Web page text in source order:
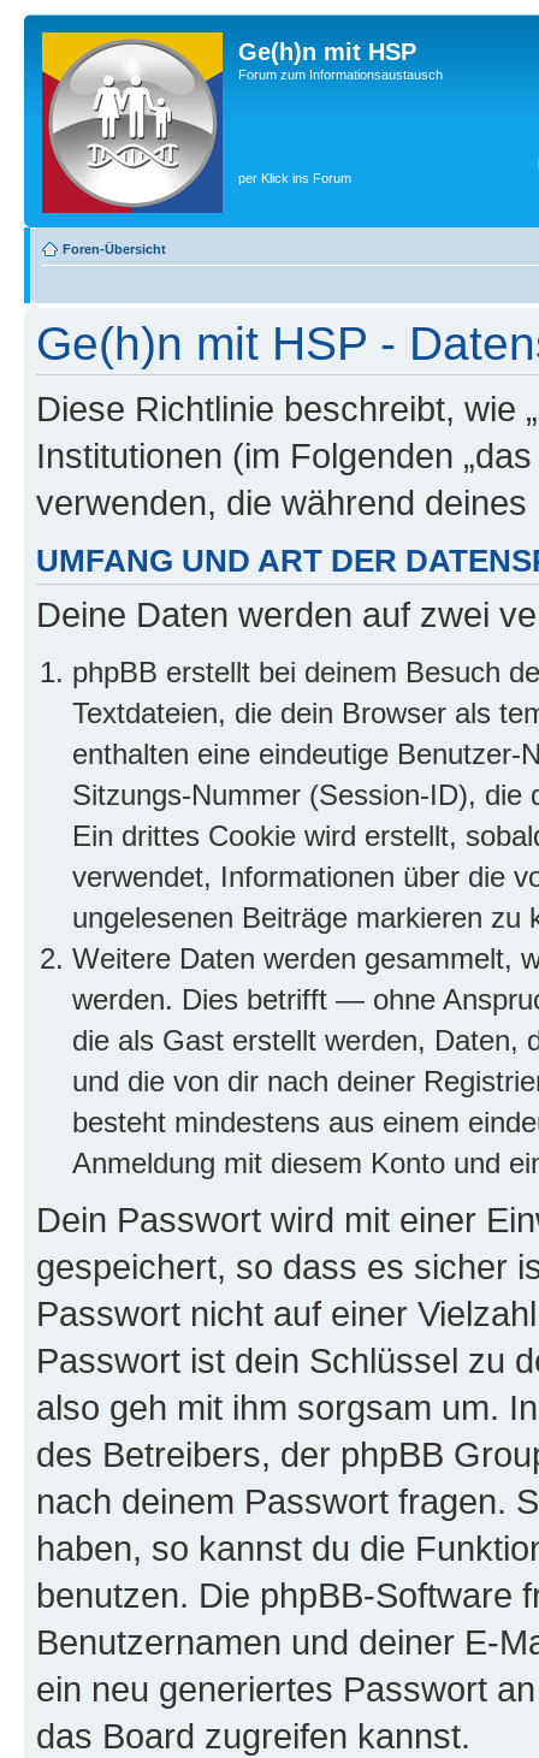
Ge(h)n mit HSP
Forum zum Informationsaustausch
per Klick ins Forum
Foren-Übersicht
Ge(h)n mit HSP -
Diese Richtlinie beschreibt, wie
Institutionen (im Folgenden
verwenden, die während
UMFANG UND ART DER
Deine Daten werden auf zwei
phpBB erstellt bei deinem Besuch
Textdateien, die dein Browser als
enthalten eine eindeutige
Sitzungs-Nummer (Session-ID), die
Ein drittes Cookie wird erstellt,
verwendet, Informationen über die
ungelesenen Beiträge markieren zu
Weitere Daten werden gesammelt,
werden. Dies betrifft — ohne
die als Gast erstellt werden, Daten,
und die von dir nach deiner
besteht mindestens aus einem
Anmeldung mit diesem Konto und
Dein Passwort wird mit einer
gespeichert, so dass es sicher
Passwort nicht auf einer
Passwort ist dein Schlüssel zu
also geh mit ihm sorgsam um.
des Betreibers, der phpBB
nach deinem Passwort fragen.
haben, so kannst du die
benutzen. Die phpBB-Software
Benutzernamen und deiner E-
ein neu generiertes Passwort
das Board zugreifen kannst.